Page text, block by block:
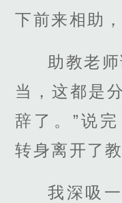
下前来相助
助教老
当，这都是
辞了。”说
转身离开了教
我深吸